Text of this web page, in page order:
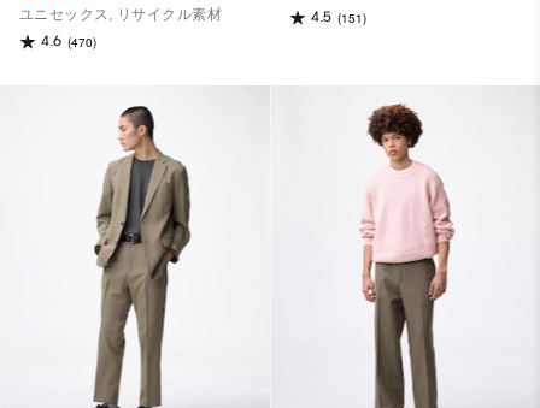
ユニセックス, リサイクル素材
4.6 (470)
4.5 (151)